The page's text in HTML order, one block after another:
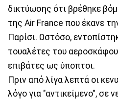
δικτύωσης ότι βρέθηκε
της Air France που έκανε
Παρίσι. Ωστόσο,
τουαλέτες του
επιβάτες ως ύποπτοι.
Πριν από λίγα λεπτά οι
λόγο για "αντικείμενο", σε